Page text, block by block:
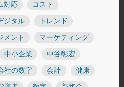
対応 コスト
ジタル トレンド
メント マーケティング
中小企業 中谷彰宏
社の数字 会計 健康